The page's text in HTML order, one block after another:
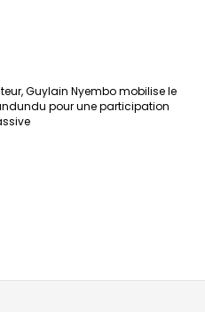
Guylain Nyembo mobilise le
pour une participation